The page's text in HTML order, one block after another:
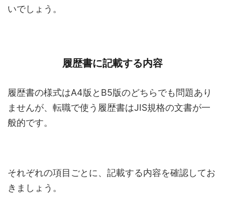
いでしょう。
履歴書に記載する内容
履歴書の様式はA4版とB5版のどちらでも問題あり
ませんが、転職で使う履歴書はJIS規格の文書が一
般的です。
それぞれの項目ごとに、記載する内容を確認してお
きましょう。